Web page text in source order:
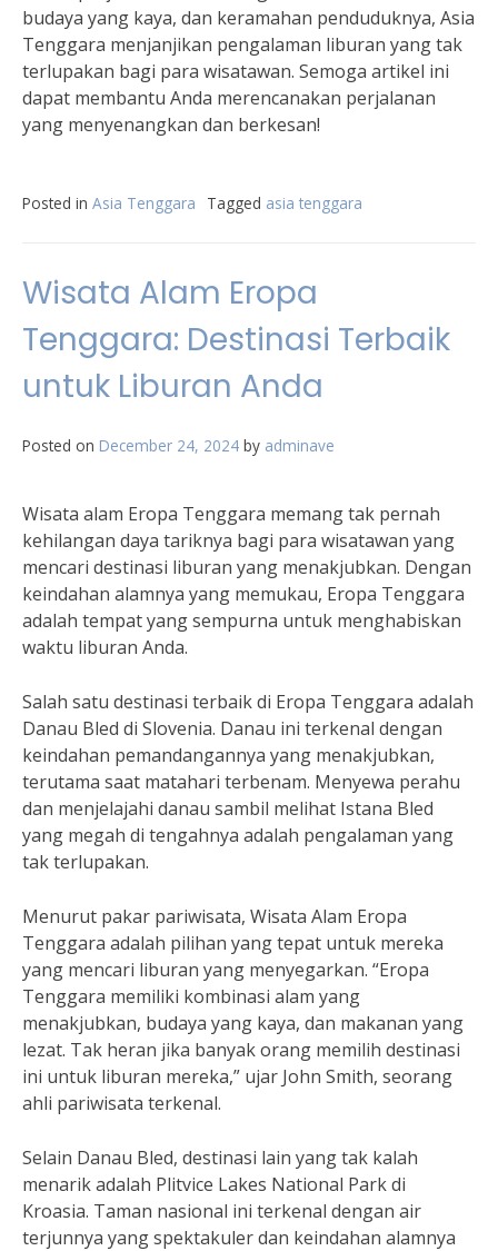
budaya yang kaya, dan keramahan penduduknya, Asia
Tenggara menjanjikan pengalaman liburan yang tak
terlupakan bagi para wisatawan. Semoga artikel ini
dapat membantu Anda merencanakan perjalanan
yang menyenangkan dan berkesan!
Posted in Asia Tenggara Tagged asia tenggara
Wisata Alam Eropa
Tenggara: Destinasi Terbaik
untuk Liburan Anda
Posted on December 24, 2024 by adminave
Wisata alam Eropa Tenggara memang tak pernah
kehilangan daya tariknya bagi para wisatawan yang
mencari destinasi liburan yang menakjubkan. Dengan
keindahan alamnya yang memukau, Eropa Tenggara
adalah tempat yang sempurna untuk menghabiskan
waktu liburan Anda.
Salah satu destinasi terbaik di Eropa Tenggara adalah
Danau Bled di Slovenia. Danau ini terkenal dengan
keindahan pemandangannya yang menakjubkan,
terutama saat matahari terbenam. Menyewa perahu
dan menjelajahi danau sambil melihat Istana Bled
yang megah di tengahnya adalah pengalaman yang
tak terlupakan.
Menurut pakar pariwisata, Wisata Alam Eropa
Tenggara adalah pilihan yang tepat untuk mereka
yang mencari liburan yang menyegarkan. “Eropa
Tenggara memiliki kombinasi alam yang
menakjubkan, budaya yang kaya, dan makanan yang
lezat. Tak heran jika banyak orang memilih destinasi
ini untuk liburan mereka,” ujar John Smith, seorang
ahli pariwisata terkenal.
Selain Danau Bled, destinasi lain yang tak kalah
menarik adalah Plitvice Lakes National Park di
Kroasia. Taman nasional ini terkenal dengan air
terjunnya yang spektakuler dan keindahan alamnya